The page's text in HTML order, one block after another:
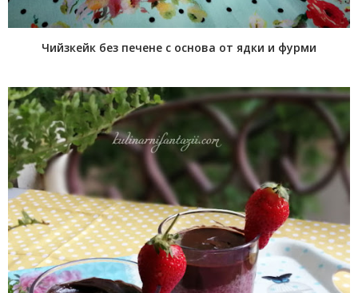
Чийзкейк без печене с основа от ядки и фурми